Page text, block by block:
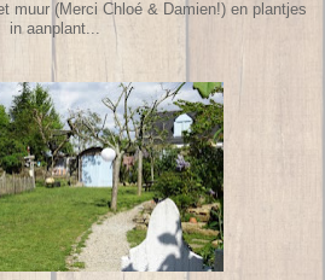
muur (Merci Chloé & Damien!) en plantjes
in aanplant...